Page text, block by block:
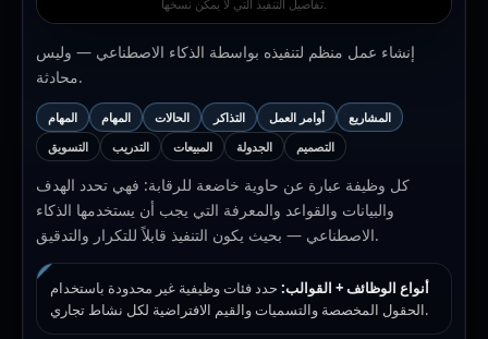
إنشاء عمل منظم لتنفيذه بواسطة الذكاء الاصطناعي — وليس
محادثة.
المهام المهام الحالات التذاكر أوامر العمل
المشاريع
التسويق
التدريب المبيعات الجدولة التصميم
كل وظيفة عبارة عن حاوية خاضعة للرقابة: فهي تحدد الهدف
والبيانات والقواعد والمعرفة التي يجب أن يستخدمها الذكاء
الاصطناعي — بحيث يكون التنفيذ قابلاً للتكرار والتدقيق.
أنواع الوظائف + القوالب: حدد فئات وظيفية غير محدودة باستخدام
الحقول المخصصة والتسميات والقيم الافتراضية لكل نشاط تجاري.